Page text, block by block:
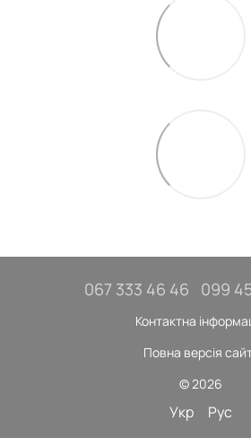
067 333 46 46 099
Контактна
Повна версія
© 2026
Укр Рус